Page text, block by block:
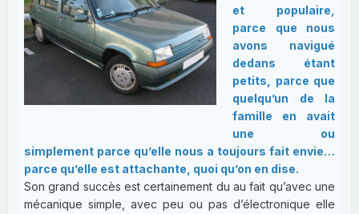
et populaire,
parce que nous
avons navigué
dedans étant
petits, parce que
quelqu’un de la
famille en avait
une ou
simplement parce qu’elle nous a toujours fait envie…
parce qu’elle est attachante, quoi qu’on en dise.
Son grand succès est certainement du au fait qu’avec une
mécanique simple, avec peu ou pas d’électronique elle